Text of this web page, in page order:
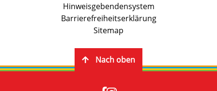
Hinweisgebendensystem
Barrierefreiheitserklärung
Sitemap
Nach oben